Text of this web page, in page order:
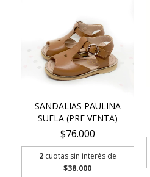
SANDALIAS PAULINA
SUELA (PRE VENTA)
$76.000
2 cuotas sin interés de
$38.000